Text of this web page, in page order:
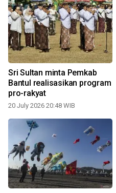
Sri Sultan minta Pemkab
Bantul realisasikan program
pro-rakyat
20 July 2026 20:48 WIB